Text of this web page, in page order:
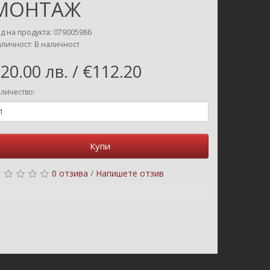
на продукта: 079005986
В наличност
лв. / €112.20
Купи
0 отзива / Напишете отзив